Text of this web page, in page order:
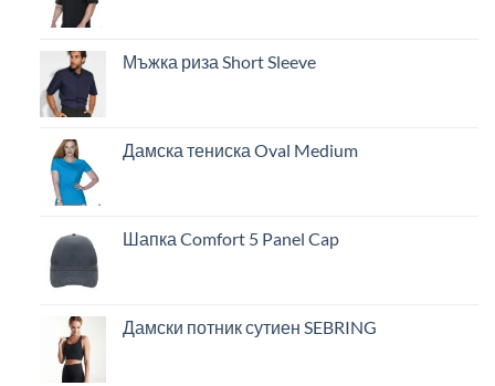
Мъжка риза Short Sleeve
Дамска тениска Oval Medium
Шапка Comfort 5 Panel Cap
Дамски потник сутиен SEBRING